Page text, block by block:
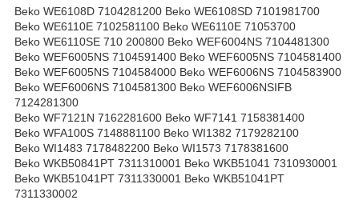
Beko WE6108D 7104281200 Beko WE6108SD 7101981700
Beko WE6110E 7102581100 Beko WE6110E 71053700
Beko WE6110SE 710 200800 Beko WEF6004NS 7104481300
Beko WEF6005NS 7104591400 Beko WEF6005NS 7104581400
Beko WEF6005NS 7104584000 Beko WEF6006NS 7104583900
Beko WEF6006NS 7104581300 Beko WEF6006NSIFB
7124281300
Beko WF7121N 7162281600 Beko WF7141 7158381400
Beko WFA100S 7148881100 Beko WI1382 7179282100
Beko WI1483 7178482200 Beko WI1573 7178381600
Beko WKB50841PT 7311310001 Beko WKB51041 7310930001
Beko WKB51041PT 7311330001 Beko WKB51041PT
7311330002